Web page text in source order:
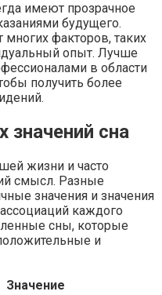
имеют прозрачное
будущего.
многих факторов, таких
опыт. Лучше
в области
получить более
сна
жизни и часто
смысл. Разные
значения и значения
каждого
сны, которые
и
Значение